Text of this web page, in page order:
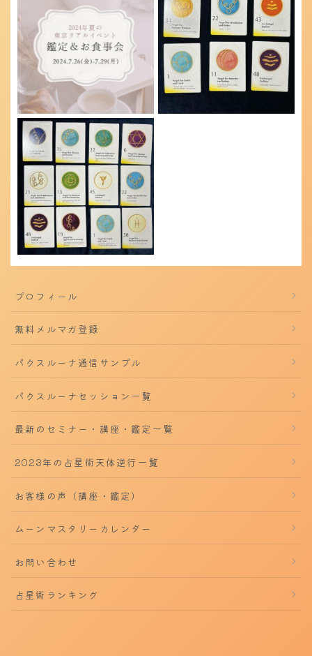
プロフィール
無料メルマガ登録
パクスルーナ通信サンプル
パクスルーナセッション一覧
最新のセミナー・講座・鑑定一覧
2023年の占星術天体逆行一覧
お客様の声（講座・鑑定）
ムーンマスタリーカレンダー
お問い合わせ
占星術ランキング